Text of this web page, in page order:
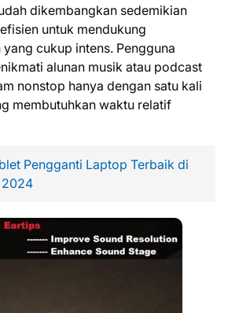
dikembangkan sedemikian
untuk mendukung
cukup intens. Pengguna
alunan musik atau podcast
nonstop hanya dengan satu kali
membutuhkan waktu relatif
Pengganti Laptop Terbaik di
2024